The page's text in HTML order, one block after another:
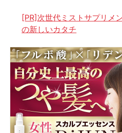
[PR]次世代ミストサプリメ
の新しいカタチ